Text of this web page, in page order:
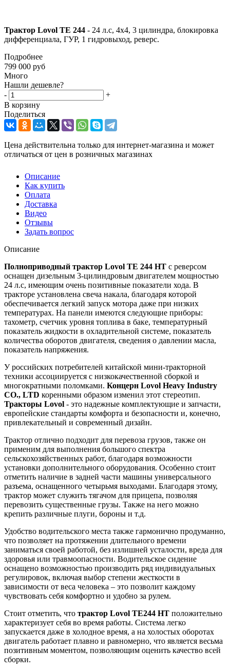
Трактор Lovol TE 244 - 24 л.с, 4х4, 3 цилиндра, блокировка
дифференциала, ГУР, 1 гидровыход, реверс.
Подробнее
799 000 руб
Много
Нашли дешевле?
-
+
В корзину
Поделиться
Цена действительна только для интернет-магазина и может
отличаться от цен в розничных магазинах
Описание
Как купить
Оплата
Доставка
Видео
Отзывы
Задать вопрос
Описание
Полноприводный трактор Lovol TE 244 HT с реверсом
оснащен дизельным 3-цилиндровым двигателем мощностью
24 л.с, имеющим очень позитивные показатели хода. В
тракторе установлена свеча накала, благодаря которой
обеспечивается легкий запуск мотора даже при низких
температурах. На панели имеются следующие приборы:
тахометр, счетчик уровня топлива в баке, температурный
показатель жидкости в охладительной системе, показатель
количества оборотов двигателя, сведения о давлении масла,
показатель напряжения.
У российских потребителей китайской мини-тракторной
техники ассоциируется с низкокачественной сборкой и
многократными поломками. Концерн Lovol Heavy Industry
CO., LTD коренными образом изменил этот стереотип.
Тракторы Lovol - это надежные комплектующие и запчасти,
европейские стандарты комфорта и безопасности и, конечно,
привлекательный и современный дизайн.
Трактор отлично подходит для перевоза грузов, также он
применим для выполнения большого спектра
сельскохозяйственных работ, благодаря возможности
установки дополнительного оборудования. Особенно стоит
отметить наличие в задней части машины универсаль­ного
разъема, оснащенного четырьмя выходами. Благодаря этому,
трактор может служить тягачом для прицепа, позволяя
перевозить существенные грузы. Также на него можно
крепить различные плуги, бороны и т.д.
Удобство водительского места также гармонично продуманно,
что позволяет на протяжении длительного времени
заниматься своей работой, без излишней усталости, вреда для
здоровья или травмоопасности. Водительское сидение
оснащено возможностью производить ряд индивидуальных
регулировок, включая выбор степени жесткости в
зависимости от веса человека – это позволит каждому
чувствовать себя комфортно и удобно за рулем.
Стоит отметить, что трактор Lovol TE244 HT положительно
характеризует себя во время работы. Система легко
запускается даже в холодное время, а на холостых оборотах
двигатель работает плавно и равномерно, что является весьма
позитивным моментом, позволяющим оценить качество всей
сборки.